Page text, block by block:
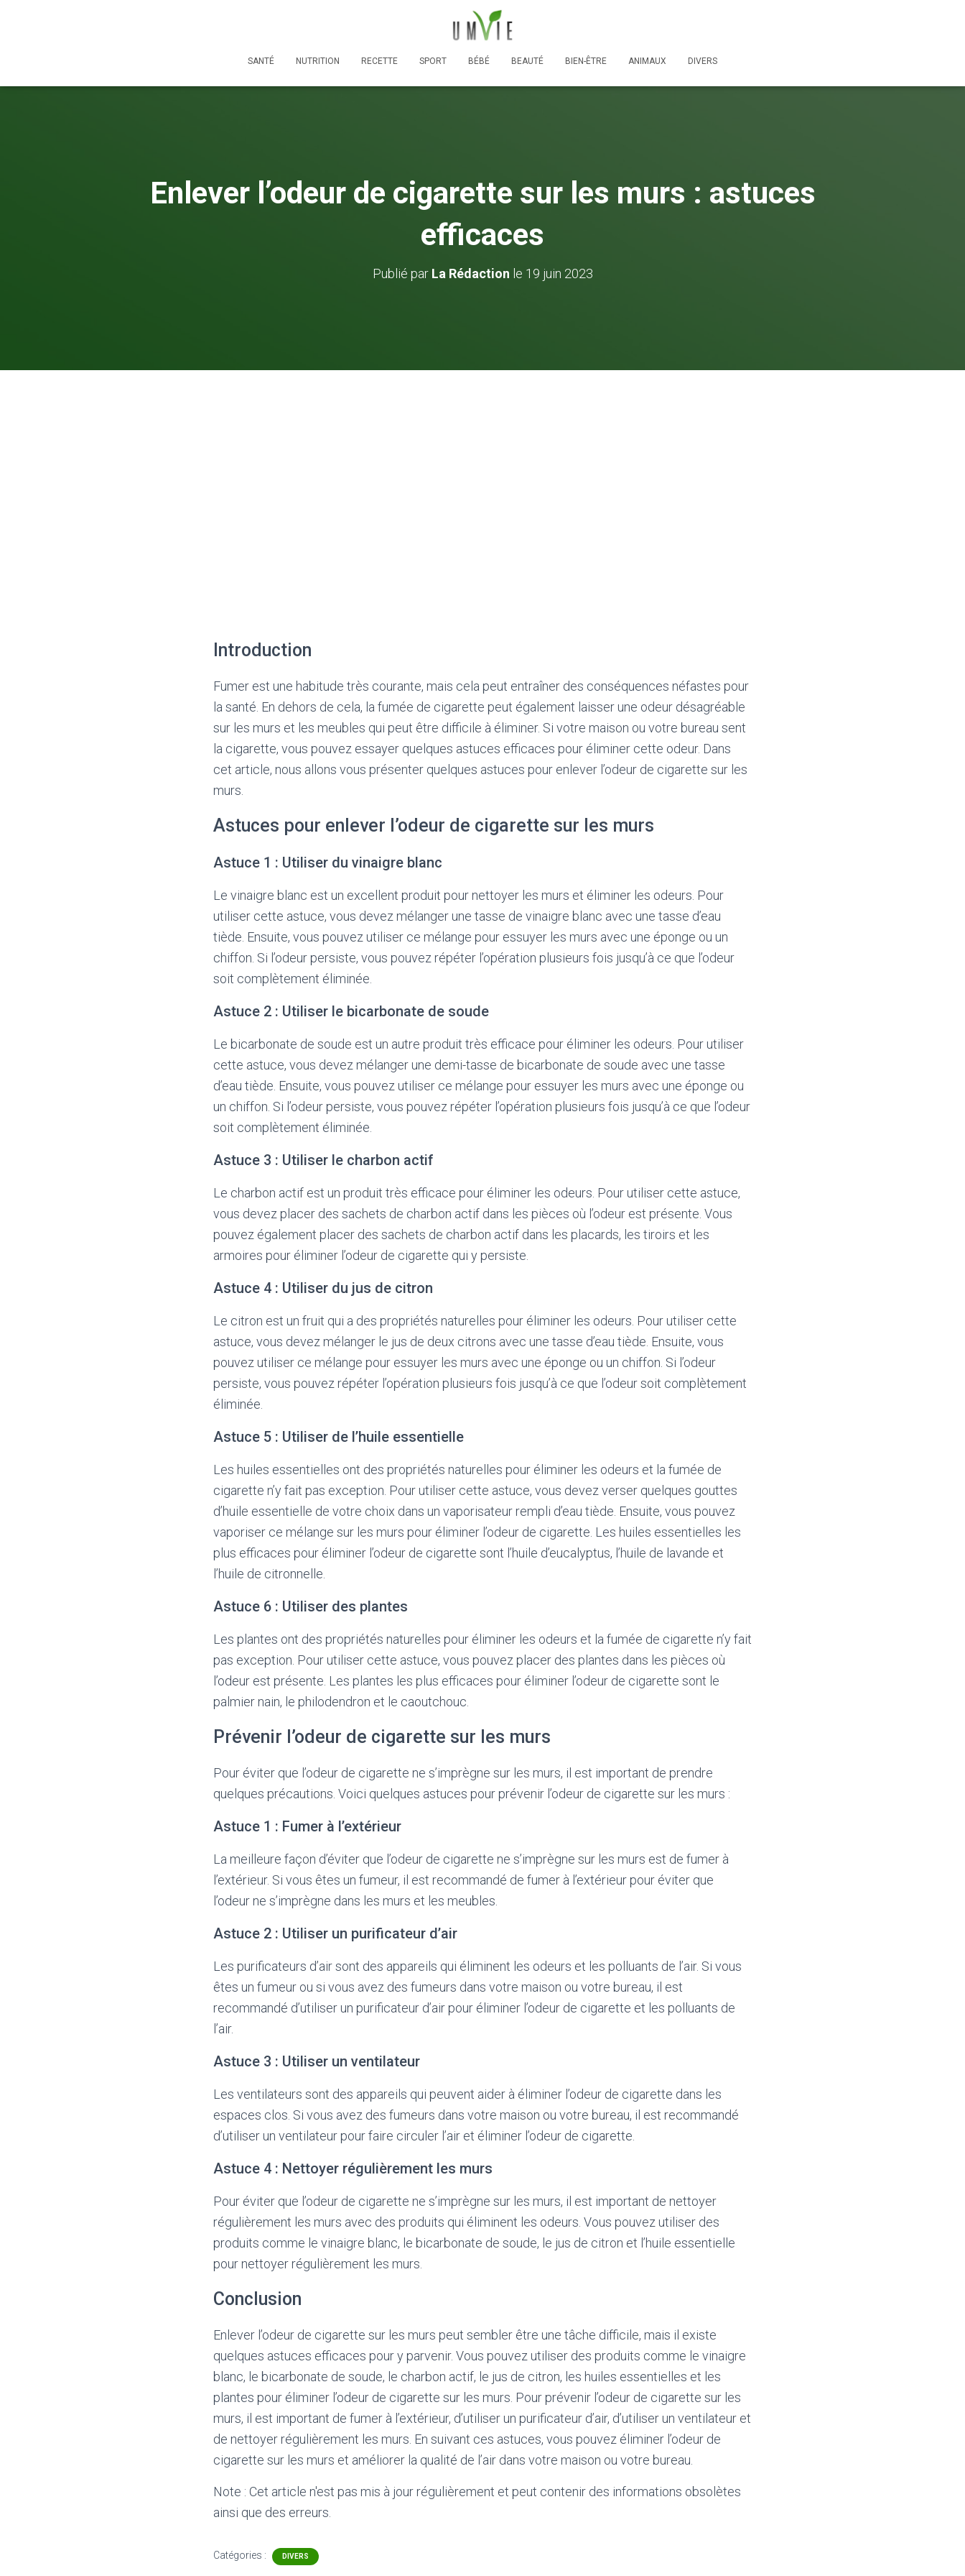
SANTÉ NUTRITION RECETTE SPORT BÉBÉ BEAUTÉ BIEN-ÊTRE ANIMAUX DIVERS
Enlever l’odeur de cigarette sur les murs : astuces
efficaces
Publié par La Rédaction le 19 juin 2023
Introduction
Fumer est une habitude très courante, mais cela peut entraîner des conséquences néfastes pour
la santé. En dehors de cela, la fumée de cigarette peut également laisser une odeur désagréable
sur les murs et les meubles qui peut être difficile à éliminer. Si votre maison ou votre bureau sent
la cigarette, vous pouvez essayer quelques astuces efficaces pour éliminer cette odeur. Dans
cet article, nous allons vous présenter quelques astuces pour enlever l’odeur de cigarette sur les
murs.
Astuces pour enlever l’odeur de cigarette sur les murs
Astuce 1 : Utiliser du vinaigre blanc
Le vinaigre blanc est un excellent produit pour nettoyer les murs et éliminer les odeurs. Pour
utiliser cette astuce, vous devez mélanger une tasse de vinaigre blanc avec une tasse d’eau
tiède. Ensuite, vous pouvez utiliser ce mélange pour essuyer les murs avec une éponge ou un
chiffon. Si l’odeur persiste, vous pouvez répéter l’opération plusieurs fois jusqu’à ce que l’odeur
soit complètement éliminée.
Astuce 2 : Utiliser le bicarbonate de soude
Le bicarbonate de soude est un autre produit très efficace pour éliminer les odeurs. Pour utiliser
cette astuce, vous devez mélanger une demi-tasse de bicarbonate de soude avec une tasse
d’eau tiède. Ensuite, vous pouvez utiliser ce mélange pour essuyer les murs avec une éponge ou
un chiffon. Si l’odeur persiste, vous pouvez répéter l’opération plusieurs fois jusqu’à ce que l’odeur
soit complètement éliminée.
Astuce 3 : Utiliser le charbon actif
Le charbon actif est un produit très efficace pour éliminer les odeurs. Pour utiliser cette astuce,
vous devez placer des sachets de charbon actif dans les pièces où l’odeur est présente. Vous
pouvez également placer des sachets de charbon actif dans les placards, les tiroirs et les
armoires pour éliminer l’odeur de cigarette qui y persiste.
Astuce 4 : Utiliser du jus de citron
Le citron est un fruit qui a des propriétés naturelles pour éliminer les odeurs. Pour utiliser cette
astuce, vous devez mélanger le jus de deux citrons avec une tasse d’eau tiède. Ensuite, vous
pouvez utiliser ce mélange pour essuyer les murs avec une éponge ou un chiffon. Si l’odeur
persiste, vous pouvez répéter l’opération plusieurs fois jusqu’à ce que l’odeur soit complètement
éliminée.
Astuce 5 : Utiliser de l’huile essentielle
Les huiles essentielles ont des propriétés naturelles pour éliminer les odeurs et la fumée de
cigarette n’y fait pas exception. Pour utiliser cette astuce, vous devez verser quelques gouttes
d’huile essentielle de votre choix dans un vaporisateur rempli d’eau tiède. Ensuite, vous pouvez
vaporiser ce mélange sur les murs pour éliminer l’odeur de cigarette. Les huiles essentielles les
plus efficaces pour éliminer l’odeur de cigarette sont l’huile d’eucalyptus, l’huile de lavande et
l’huile de citronnelle.
Astuce 6 : Utiliser des plantes
Les plantes ont des propriétés naturelles pour éliminer les odeurs et la fumée de cigarette n’y fait
pas exception. Pour utiliser cette astuce, vous pouvez placer des plantes dans les pièces où
l’odeur est présente. Les plantes les plus efficaces pour éliminer l’odeur de cigarette sont le
palmier nain, le philodendron et le caoutchouc.
Prévenir l’odeur de cigarette sur les murs
Pour éviter que l’odeur de cigarette ne s’imprègne sur les murs, il est important de prendre
quelques précautions. Voici quelques astuces pour prévenir l’odeur de cigarette sur les murs :
Astuce 1 : Fumer à l’extérieur
La meilleure façon d’éviter que l’odeur de cigarette ne s’imprègne sur les murs est de fumer à
l’extérieur. Si vous êtes un fumeur, il est recommandé de fumer à l’extérieur pour éviter que
l’odeur ne s’imprègne dans les murs et les meubles.
Astuce 2 : Utiliser un purificateur d’air
Les purificateurs d’air sont des appareils qui éliminent les odeurs et les polluants de l’air. Si vous
êtes un fumeur ou si vous avez des fumeurs dans votre maison ou votre bureau, il est
recommandé d’utiliser un purificateur d’air pour éliminer l’odeur de cigarette et les polluants de
l’air.
Astuce 3 : Utiliser un ventilateur
Les ventilateurs sont des appareils qui peuvent aider à éliminer l’odeur de cigarette dans les
espaces clos. Si vous avez des fumeurs dans votre maison ou votre bureau, il est recommandé
d’utiliser un ventilateur pour faire circuler l’air et éliminer l’odeur de cigarette.
Astuce 4 : Nettoyer régulièrement les murs
Pour éviter que l’odeur de cigarette ne s’imprègne sur les murs, il est important de nettoyer
régulièrement les murs avec des produits qui éliminent les odeurs. Vous pouvez utiliser des
produits comme le vinaigre blanc, le bicarbonate de soude, le jus de citron et l’huile essentielle
pour nettoyer régulièrement les murs.
Conclusion
Enlever l’odeur de cigarette sur les murs peut sembler être une tâche difficile, mais il existe
quelques astuces efficaces pour y parvenir. Vous pouvez utiliser des produits comme le vinaigre
blanc, le bicarbonate de soude, le charbon actif, le jus de citron, les huiles essentielles et les
plantes pour éliminer l’odeur de cigarette sur les murs. Pour prévenir l’odeur de cigarette sur les
murs, il est important de fumer à l’extérieur, d’utiliser un purificateur d’air, d’utiliser un ventilateur et
de nettoyer régulièrement les murs. En suivant ces astuces, vous pouvez éliminer l’odeur de
cigarette sur les murs et améliorer la qualité de l’air dans votre maison ou votre bureau.
Note : Cet article n'est pas mis à jour régulièrement et peut contenir des informations obsolètes
ainsi que des erreurs.
Catégories : DIVERS